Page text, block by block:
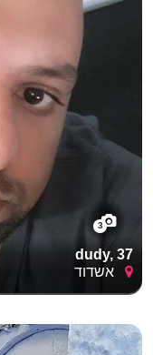
3
dudy, 37
אשדוד